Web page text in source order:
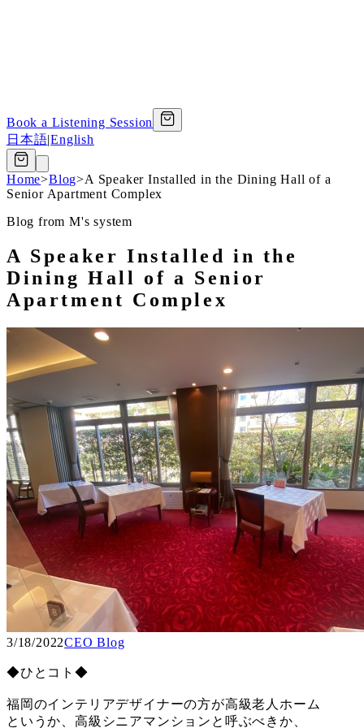
Book a Listening Session
日本語|English
Home>Blog>A Speaker Installed in the Dining Hall of a
Senior Apartment Complex
Blog from M's system
A Speaker Installed in the
Dining Hall of a Senior
Apartment Complex
3/18/2022CEO Blog
◆ひとコト◆
福岡のインテリアデザイナーの方が高級老人ホーム
というか、高級シニアマンションと呼ぶべきか、